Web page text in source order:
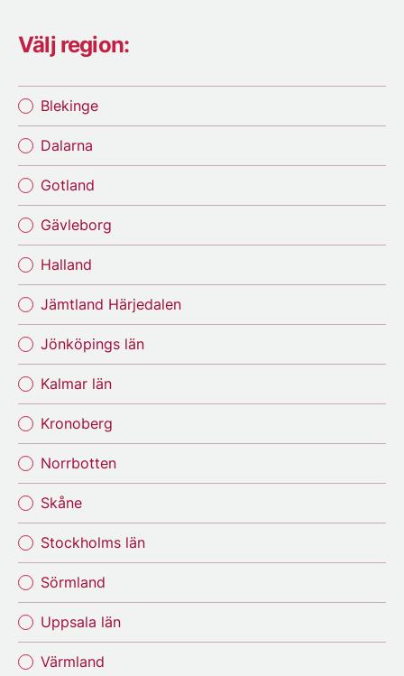
Välj region:
Blekinge
Dalarna
Gotland
Gävleborg
Halland
Jämtland Härjedalen
Jönköpings län
Kalmar län
Kronoberg
Norrbotten
Skåne
Stockholms län
Sörmland
Uppsala län
Värmland